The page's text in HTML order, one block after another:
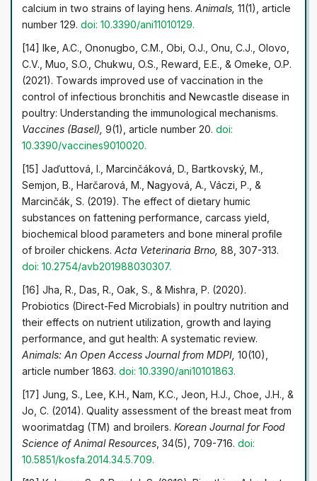
calcium in two strains of laying hens.Animals, 11(1), article
number 129.doi: 10.3390/ani11010129.
[14] Ike, A.C., Ononugbo, C.M., Obi, O.J., Onu, C.J., Olovo,
C.V., Muo, S.O., Chukwu, O.S., Reward, E.E., & Omeke, O.P.
(2021). Towards improved use of vaccination in the
control of infectious bronchitis and Newcastle disease in
poultry: Understanding the immunological mechanisms.
Vaccines (Basel), 9(1), article number 20.doi:
10.3390/vaccines9010020.
[15] Jaďuttová, I., Marcinčáková, D., Bartkovský, M.,
Semjon, B., Harčarová, M., Nagyová, A., Váczi, P., &
Marcinčák, S. (2019). The effect of dietary humic
substances on fattening performance, carcass yield,
biochemical blood parameters and bone mineral profile
of broiler chickens. Acta Veterinaria Brno, 88, 307-313.
doi: 10.2754/avb201988030307.
[16] Jha, R., Das, R., Oak, S., & Mishra, P. (2020).
Probiotics (Direct-Fed Microbials) in poultry nutrition and
their effects on nutrient utilization, growth and laying
performance, and gut health: A systematic review.
Animals: An Open Access Journal from MDPI, 10(10),
article number 1863.doi: 10.3390/ani10101863.
[17] Jung, S., Lee, K.H., Nam, K.C., Jeon, H.J., Choe, J.H., &
Jo, C. (2014). Quality assessment of the breast meat from
woorimatdag (TM) and broilers.Korean Journal for Food
Science of Animal Resources , 34(5), 709-716.doi:
10.5851/kosfa.2014.34.5.709.